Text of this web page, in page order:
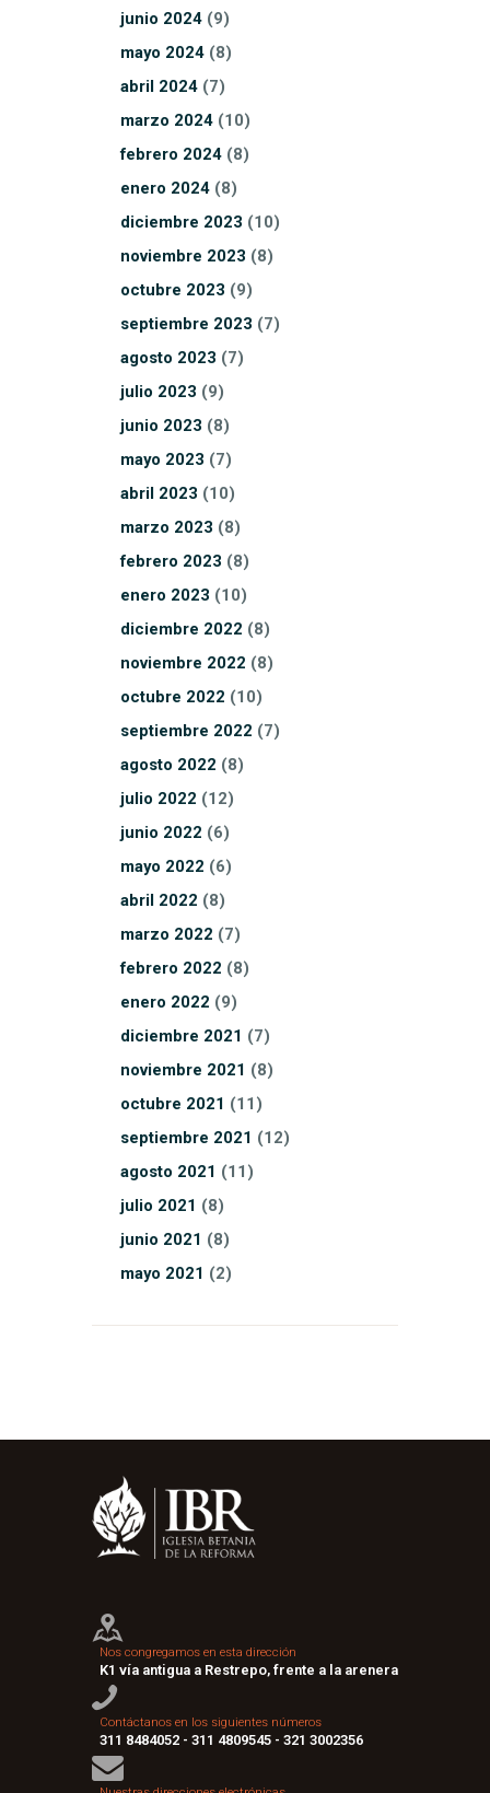
junio 2024 (9)
mayo 2024 (8)
abril 2024 (7)
marzo 2024 (10)
febrero 2024 (8)
enero 2024 (8)
diciembre 2023 (10)
noviembre 2023 (8)
octubre 2023 (9)
septiembre 2023 (7)
agosto 2023 (7)
julio 2023 (9)
junio 2023 (8)
mayo 2023 (7)
abril 2023 (10)
marzo 2023 (8)
febrero 2023 (8)
enero 2023 (10)
diciembre 2022 (8)
noviembre 2022 (8)
octubre 2022 (10)
septiembre 2022 (7)
agosto 2022 (8)
julio 2022 (12)
junio 2022 (6)
mayo 2022 (6)
abril 2022 (8)
marzo 2022 (7)
febrero 2022 (8)
enero 2022 (9)
diciembre 2021 (7)
noviembre 2021 (8)
octubre 2021 (11)
septiembre 2021 (12)
agosto 2021 (11)
julio 2021 (8)
junio 2021 (8)
mayo 2021 (2)
Nos congregamos en esta dirección
K1 vía antigua a Restrepo, frente a la arenera
Contáctanos en los siguientes números
311 8484052 - 311 4809545 - 321 3002356